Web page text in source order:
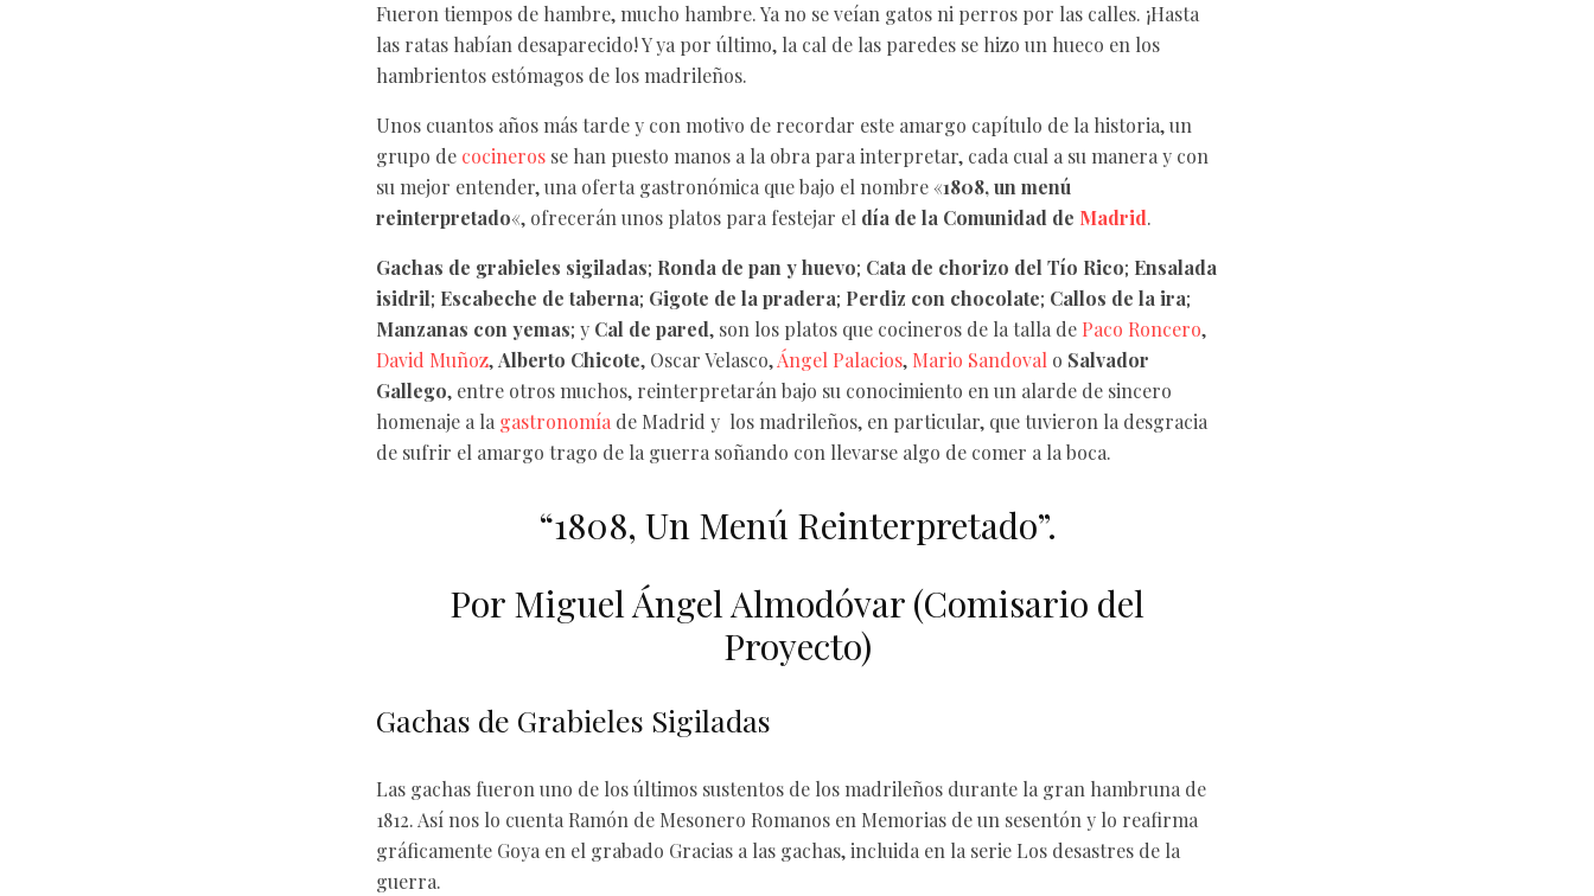
Fueron tiempos de hambre, mucho hambre. Ya no se veían gatos ni perros por las calles. ¡Hasta
las ratas habían desaparecido! Y ya por último, la cal de las paredes se hizo un hueco en los
hambrientos estómagos de los madrileños.
Unos cuantos años más tarde y con motivo de recordar este amargo capítulo de la historia, un
grupo de cocineros se han puesto manos a la obra para interpretar, cada cual a su manera y con
su mejor entender, una oferta gastronómica que bajo el nombre «1808, un menú
reinterpretado«, ofrecerán unos platos para festejar el día de la Comunidad de Madrid.
Gachas de grabieles sigiladas; Ronda de pan y huevo; Cata de chorizo del Tío Rico; Ensalada
isidril; Escabeche de taberna; Gigote de la pradera; Perdiz con chocolate; Callos de la ira;
Manzanas con yemas; y Cal de pared, son los platos que cocineros de la talla de Paco Roncero,
David Muñoz,Alberto Chicote, Oscar Velasco,Ángel Palacios, Mario Sandoval o Salvador
Gallego, entre otros muchos, reinterpretarán bajo su conocimiento en un alarde de sincero
homenaje a la gastronomía de Madrid y los madrileños, en particular, que tuvieron la desgracia
de sufrir el amargo trago de la guerra soñando con llevarse algo de comer a la boca.
“1808, Un Menú Reinterpretado”.
Por Miguel Ángel Almodóvar (Comisario del
Proyecto)
Gachas de Grabieles Sigiladas
Las gachas fueron uno de los últimos sustentos de los madrileños durante la gran hambruna de
1812. Así nos lo cuenta Ramón de Mesonero Romanos en Memorias de un sesentón y lo reafirma
gráficamente Goya en el grabado Gracias a las gachas, incluida en la serie Los desastres de la
guerra.